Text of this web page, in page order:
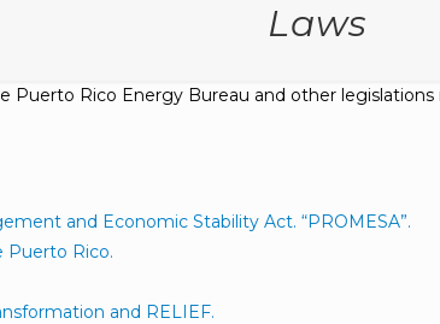
Laws
Rico Energy Bureau and other
and Economic Stability Act. “PROMESA”.
Puerto Rico.
and RELIEF.